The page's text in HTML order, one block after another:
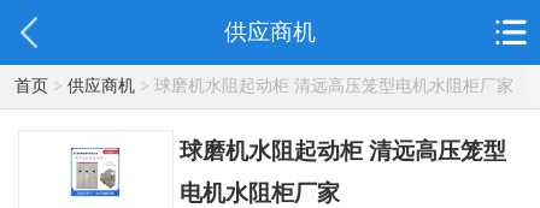
供应商机
首页> 供应商机> 球磨机水阻起动柜 清远高压笼型电机水阻柜厂家
球磨机水阻起动柜 清远高压笼型
电机水阻柜厂家